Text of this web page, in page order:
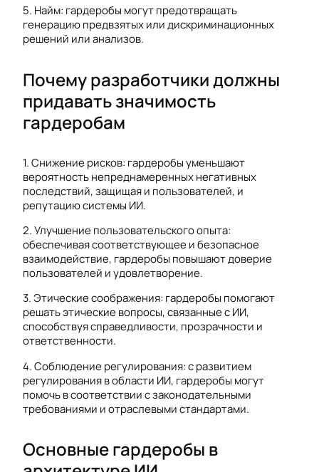
5. Найм: гардеробы могут предотвращать
генерацию предвзятых или дискриминационных
решений или анализов.
Почему разработчики должны
придавать значимость
гардеробам
1. Снижение рисков: гардеробы уменьшают
вероятность непреднамеренных негативных
последствий, защищая и пользователей, и
репутацию системы ИИ.
2. Улучшение пользовательского опыта:
обеспечивая соответствующее и безопасное
взаимодействие, гардеробы повышают доверие
пользователей и удовлетворение.
3. Этические соображения: гардеробы помогают
решать этические вопросы, связанные с ИИ,
способствуя справедливости, прозрачности и
ответственности.
4. Соблюдение регулирования: с развитием
регулирования в области ИИ, гардеробы могут
помочь в соответствии с законодательными
требованиями и отраслевыми стандартами.
Основные гардеробы в